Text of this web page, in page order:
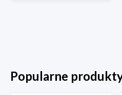
Popularne